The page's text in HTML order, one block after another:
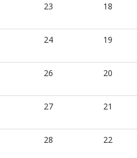
23 18
24 19
26 20
27 21
28 22